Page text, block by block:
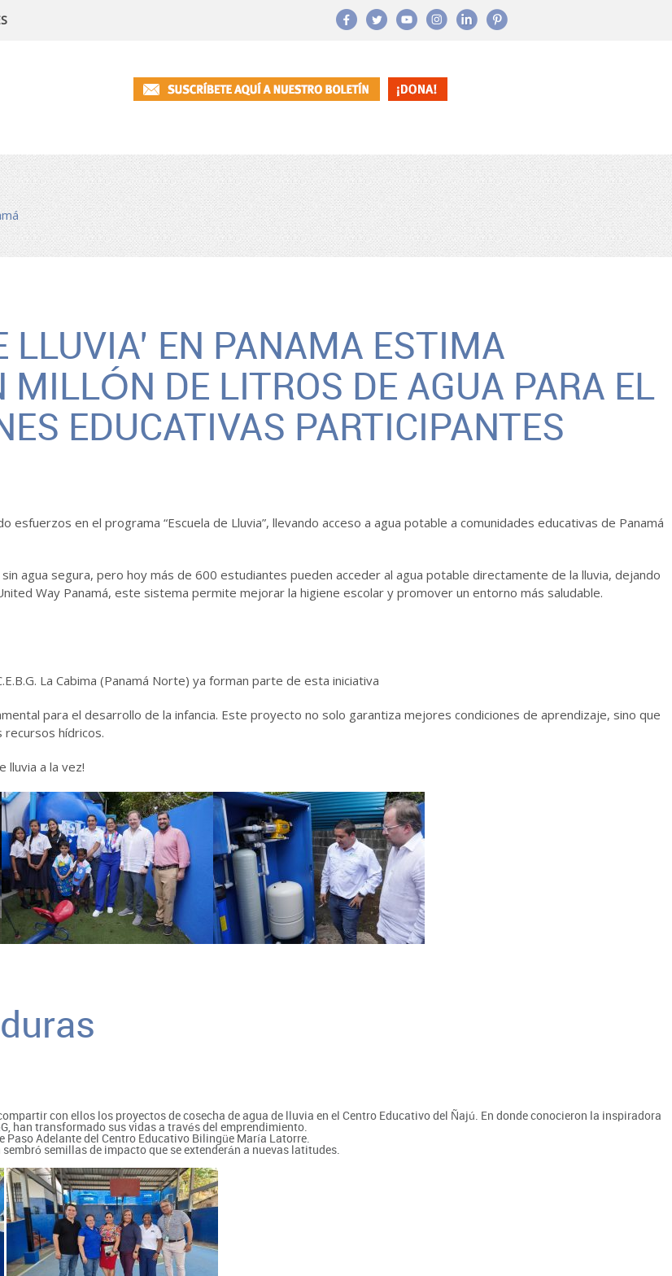
LLUVIA’ EN PANAMA ESTIMA
MILLÓN DE LITROS DE AGUA PARA EL
EDUCATIVAS PARTICIPANTES
esfuerzos en el programa “Escuela de Lluvia”, llevando acceso a agua potable a comunidades educativas de Panamá
agua segura, pero hoy más de 600 estudiantes pueden acceder al agua potable directamente de la lluvia, dejando
Way Panamá, este sistema permite mejorar la higiene escolar y promover un entorno más saludable.
La Cabima (Panamá Norte) ya forman parte de esta iniciativa
para el desarrollo de la infancia. Este proyecto no solo garantiza mejores condiciones de aprendizaje, sino que
recursos hídricos.
lluvia a la vez!
con ellos los proyectos de cosecha de agua de lluvia en el Centro Educativo del Ñajú. En donde conocieron la inspiradora
han transformado sus vidas a través del emprendimiento.
Adelante del Centro Educativo Bilingüe María Latorre.
semillas de impacto que se extenderán a nuevas latitudes.